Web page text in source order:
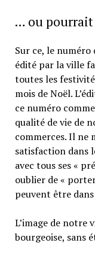
… ou
Sur ce, le numéro
édité par la ville
toutes les
mois de Noël.
ce numéro
qualité de vie de
commerces. Il ne
satisfaction dans
avec tous ses «
oublier de «
peuvent être
L’image de notre
bourgeoise, sans